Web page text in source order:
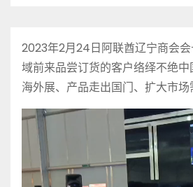
2023年2月24日阿联酋辽宁商会
域前来品尝订货的客户络绎不绝
海外展、产品走出国门、扩大市
视
放